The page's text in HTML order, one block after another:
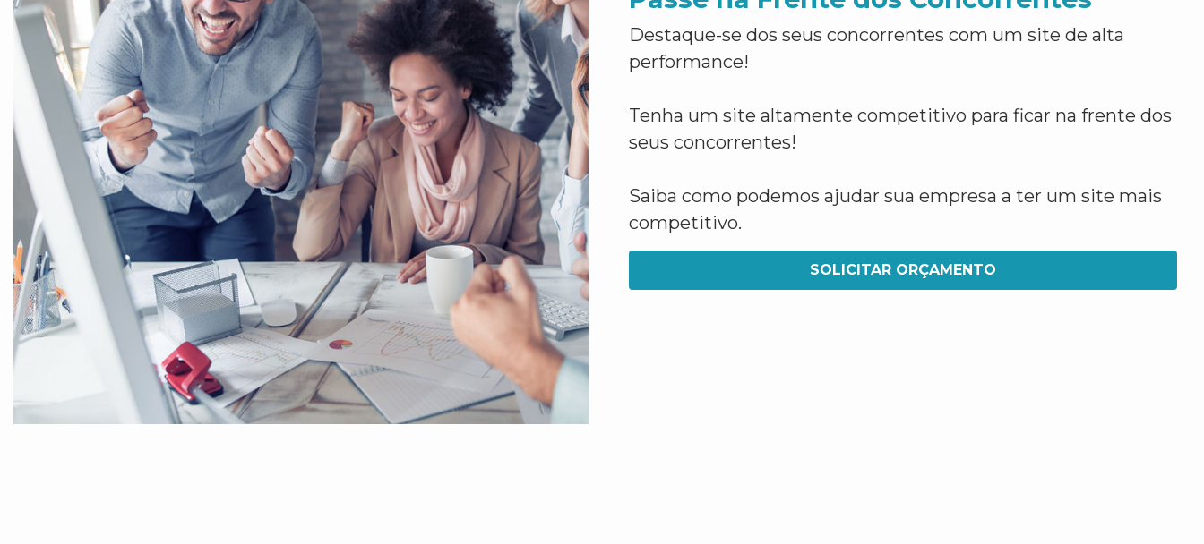
Destaque-se dos seus concorrentes com um site de alta
performance!
Tenha um site altamente competitivo para ficar na frente dos
seus concorrentes!
Saiba como podemos ajudar sua empresa a ter um site mais
competitivo.
SOLICITAR ORÇAMENTO